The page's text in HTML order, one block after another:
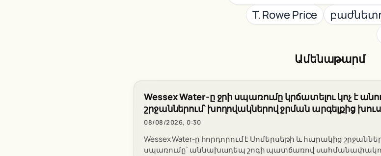
T. Rowe Price
Ամենաթարմ
Wessex Water-ը ջրի սպառումը կրճատելու կոչ է
շրջաններում՝ խողովակներով ջրման արգելքից
08/08/2026, 0:30
Wessex Water-ը հորդորում է Սոմերսեթի և հարակից
սպառումը՝ աննախադեպ շոգի պատճառով